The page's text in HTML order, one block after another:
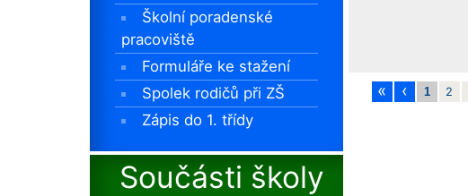
Školní poradenské
pracoviště
Formuláře ke stažení
Spolek rodičů při ZŠ
Zápis do 1. třídy
Součásti školy
« ‹ 1 2